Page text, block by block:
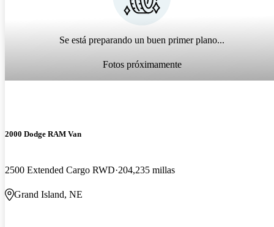
Se está preparando un buen primer plano...
Fotos próximamente
2000 Dodge RAM Van
2500 Extended Cargo RWD 204,235 millas
Grand Island, NE